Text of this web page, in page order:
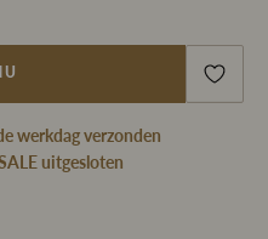
werkdag verzonden
uitgesloten